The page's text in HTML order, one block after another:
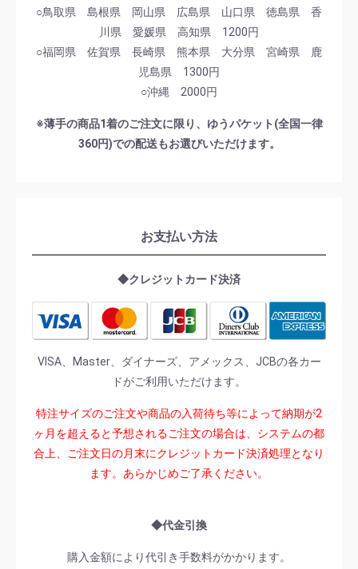
○鳥取県 島根県 岡山県 広島県 山口県 徳島県 香
川県 愛媛県 高知県 1200円
○福岡県 佐賀県 長崎県 熊本県 大分県 宮崎県 鹿
児島県 1300円
○沖縄 2000円
※薄手の商品1着のご注文に限り、ゆうパケット(全国一律
360円)での配送もお選びいただけます。
お支払い方法
◆クレジットカード決済
VISA、Master、ダイナーズ、アメックス、JCBの各カー
ドがご利用いただけます。
特注サイズのご注文や商品の入荷待ち等によって納期が2
ヶ月を超えると予想されるご注文の場合は、システムの都
合上、ご注文日の月末にクレジットカード決済処理となり
ます。あらかじめご了承ください。
◆代金引換
購入金額により代引き手数料がかかります。